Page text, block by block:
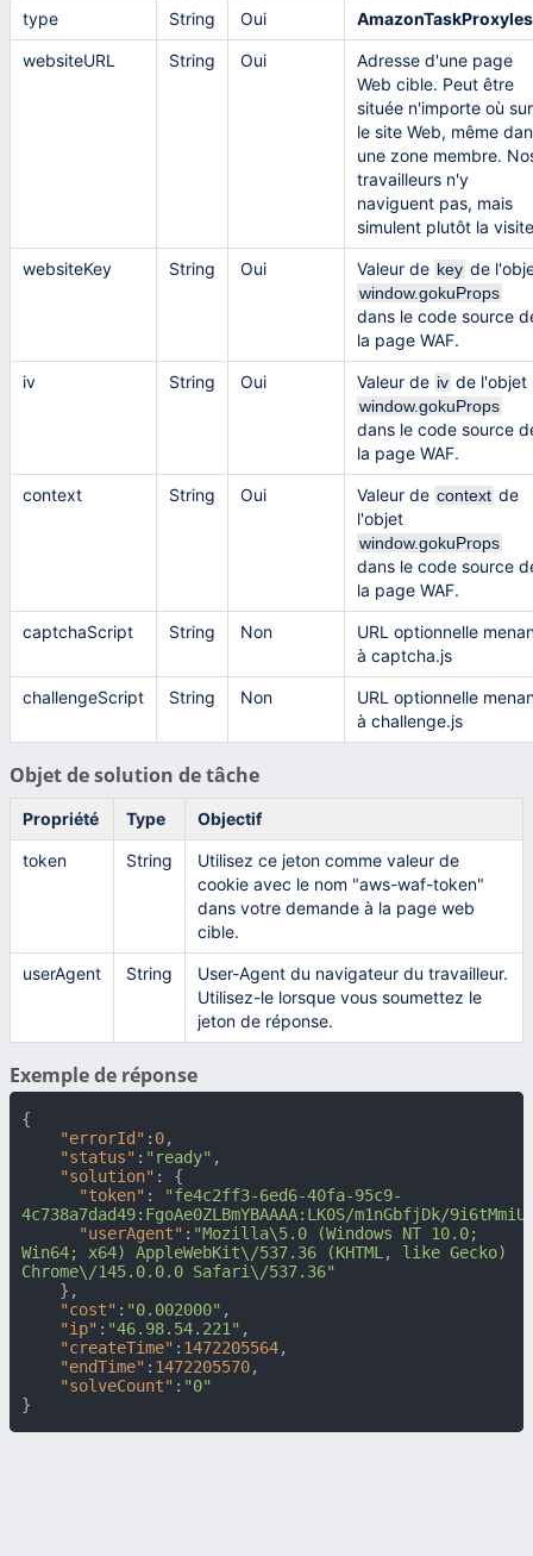
type String Oui
websiteURL String Oui
Adresse d'une page
Web cible. Peut être
située n'importe où sur
le site Web, même
une zone membre.
travailleurs n'y
naviguent pas, mais
simulent plutôt la
websiteKey String Oui Valeur de key de
window.gokuProps
dans le code source
la page WAF.
iv String Oui Valeur de iv de l'objet
window.gokuProps
dans le code source
la page WAF.
context String Oui Valeur de context de
l'objet
window.gokuProps
dans le code source
la page WAF.
captchaScript String Non
URL optionnelle
à captcha.js
challengeScript String Non
URL optionnelle
à challenge.js
Objet de solution de tâche
Propriété Type Objectif
token String
Utilisez ce jeton comme valeur de
cookie avec le nom "aws-waf-token"
dans votre demande à la page web
cible.
userAgent String
User-Agent du navigateur du travailleur.
Utilisez-le lorsque vous soumettez le
jeton de réponse.
Exemple de réponse
{
"errorId" : 0,
"status" : "ready" ,
"solution" :
{
"token" :
"fe4c2ff3-6ed6-40fa-95c9-
4c738a7dad49:FgoAe0ZLBmYBAAAA:LK0S/m1nGbfjDk/
"userAgent" : "Mozilla\5.0 (Windows NT 10.0;
Win64; x64) AppleWebKit\/537.36 (KHTML, like Gecko)
Chrome\/145.0.0.0 Safari\/537.36"
} ,
"cost" : "0.002000" ,
"ip" : "46.98.54.221" ,
"createTime" : 1472205564,
"endTime" : 1472205570,
"solveCount" : "0"
}